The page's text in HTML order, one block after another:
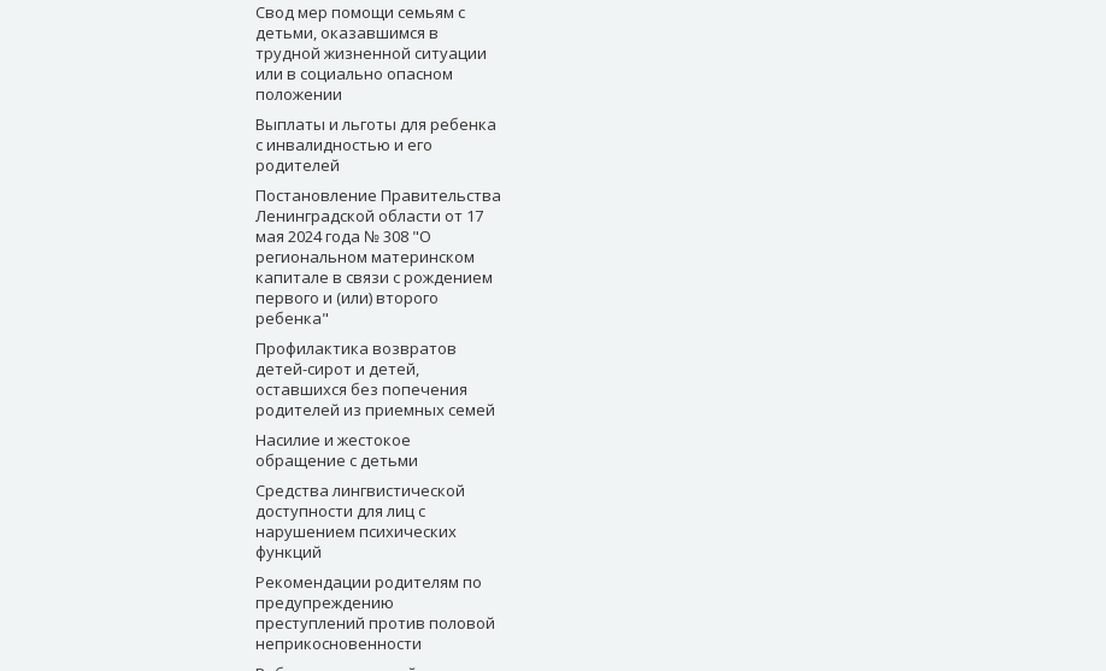
Свод мер помощи семьям с
детьми, оказавшимся в
трудной жизненной ситуации
или в социально опасном
положении
Выплаты и льготы для ребенка
с инвалидностью и его
родителей
Постановление Правительства
Ленинградской области от 17
мая 2024 года № 308 "О
региональном материнском
капитале в связи с рождением
первого и (или) второго
ребенка"
Профилактика возвратов
детей-сирот и детей,
оставшихся без попечения
родителей из приемных семей
Насилие и жестокое
обращение с детьми
Средства лингвистической
доступности для лиц с
нарушением психических
функций
Рекомендации родителям по
предупреждению
преступлений против половой
неприкосновенности